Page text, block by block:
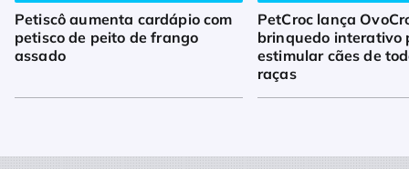
Petiscô aumenta cardápio com
petisco de peito de frango
assado
PetCroc lança
brinquedo interativo
estimular cães de
raças